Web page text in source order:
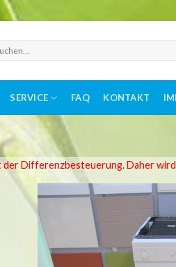
SERVICE FAQ KONTAKT
Differenzbesteuerung. Daher